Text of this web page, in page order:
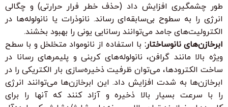
طور چشمگیری افزایش داد (حذف خطر فرار حرارتی) و چگالی
انرژی را به سطوح بی‌سابقه‌ای رساند. نانوذرات یا نانولوله‌ها در
الکترولیت‌های جامد می‌توانند رسانایی یونی را بهبود بخشند.
ابرخازن‌های نانوساختار: با استفاده از نانومواد متخلخل و با سطح
ویژه بالا مانند گرافن، نانولوله‌های کربنی و پلیمرهای رسانا در
ساخت الکترودها، می‌توان ظرفیت ذخیره‌سازی بار الکتریکی را در
ابرخازن‌ها به شدت افزایش داد. این ابرخازن‌ها می‌توانند انرژی
را با سرعت بسیار بالا ذخیره و آزاد کنند که آنها را برای